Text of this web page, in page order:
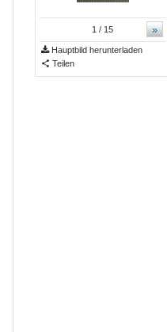
»
1 / 15
Hauptbild herunterladen
Teilen